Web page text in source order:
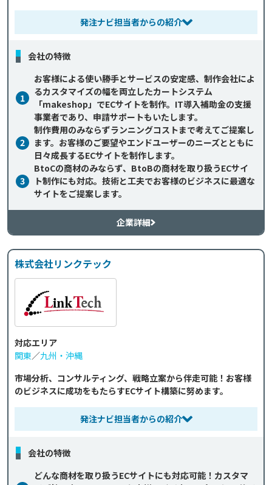
発注ナビ担当者からの紹介
会社の特徴
1
お客様による使い勝手とサービスの安定感、制作会社によ
るカスタマイズの幅を両立したカートシステム
「makeshop」でECサイトを制作。IT導入補助金の支援
事業者であり、申請サポートもいたします。
2
制作費用のみならずランニングコストまで考えてご提案し
ます。お客様のご要望やエンドユーザーのニーズとともに
日々成長するECサイトを制作します。
3
BtoCの商材のみならず、BtoBの商材を取り扱うECサイ
ト制作にも対応。技術と工夫でお客様のビジネスに最適な
サイトをご提案します。
企業詳細
株式会社リンクテック
対応エリア
関東／九州・沖縄
市場分析、コンサルティング、戦略立案から伴走可能！お客様
のビジネスに成功をもたらすECサイト構築に努めます。
発注ナビ担当者からの紹介
会社の特徴
どんな商材を取り扱うECサイトにも対応可能！カスタマ